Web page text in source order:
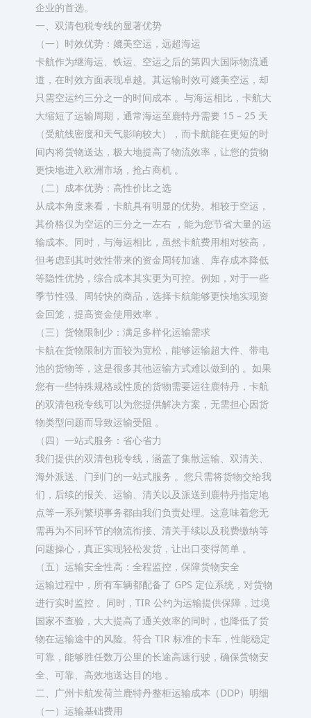
企业的首选。​
一、双清包税专线的显著优势​
（一）时效优势：媲美空运，远超海运​
卡航作为继海运、铁运、空运之后的第四大国际物流通
道，在时效方面表现卓越。其运输时效可媲美空运，却
只需空运约三分之一的时间成本 。与海运相比，卡航大
大缩短了运输周期，通常海运至鹿特丹需要 15 – 25 天
（受航线密度和天气影响较大），而卡航能在更短的时
间内将货物送达，极大地提高了物流效率，让您的货物
更快地进入欧洲市场，抢占商机 。​
（二）成本优势：高性价比之选​
从成本角度来看，卡航具有明显的优势。相较于空运，
其价格仅为空运的三分之一左右 ，能为您节省大量的运
输成本。同时，与海运相比，虽然卡航费用相对较高，
但考虑到其时效性带来的资金周转加速、库存成本降低
等隐性优势，综合成本其实更为可控。例如，对于一些
季节性强、周转快的商品，选择卡航能够更快地实现资
金回笼，提高资金使用效率 。​
（三）货物限制少：满足多样化运输需求​
卡航在货物限制方面较为宽松，能够运输超大件、带电
池的货物等，这是很多其他运输方式难以做到的 。如果
您有一些特殊规格或性质的货物需要运往鹿特丹，卡航
的双清包税专线可以为您提供解决方案，无需担心因货
物类型问题而导致运输受阻 。​
（四）一站式服务：省心省力​
我们提供的双清包税专线，涵盖了集散运输、双清关、
海外派送、门到门的一站式服务 。您只需将货物交给我
们，后续的报关、运输、清关以及派送到鹿特丹指定地
点等一系列繁琐事务都由我们负责处理。这意味着您无
需再为不同环节的物流衔接、清关手续以及税费缴纳等
问题操心，真正实现轻松发货，让出口变得简单 。​
（五）运输安全性高：全程监控，保障货物安全​
运输过程中，所有车辆都配备了 GPS 定位系统，对货物
进行实时监控 。同时，TIR 公约为运输提供保障，过境
国家不查验，大大提高了通关效率的同时，也降低了货
物在运输途中的风险。符合 TIR 标准的卡车，性能稳定
可靠，能够胜任数万公里的长途高速行驶，确保货物安
全、可靠、高效地送达目的地 。​
二、广州卡航发荷兰鹿特丹整柜运输成本（DDP）明细​
（一）运输基础费用​